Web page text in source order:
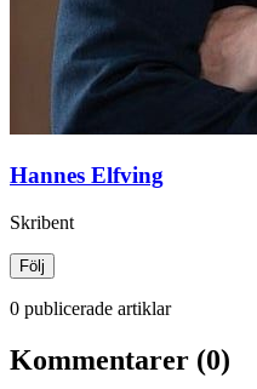
Hannes Elfving
Skribent
Följ
0 publicerade artiklar
Kommentarer (0)